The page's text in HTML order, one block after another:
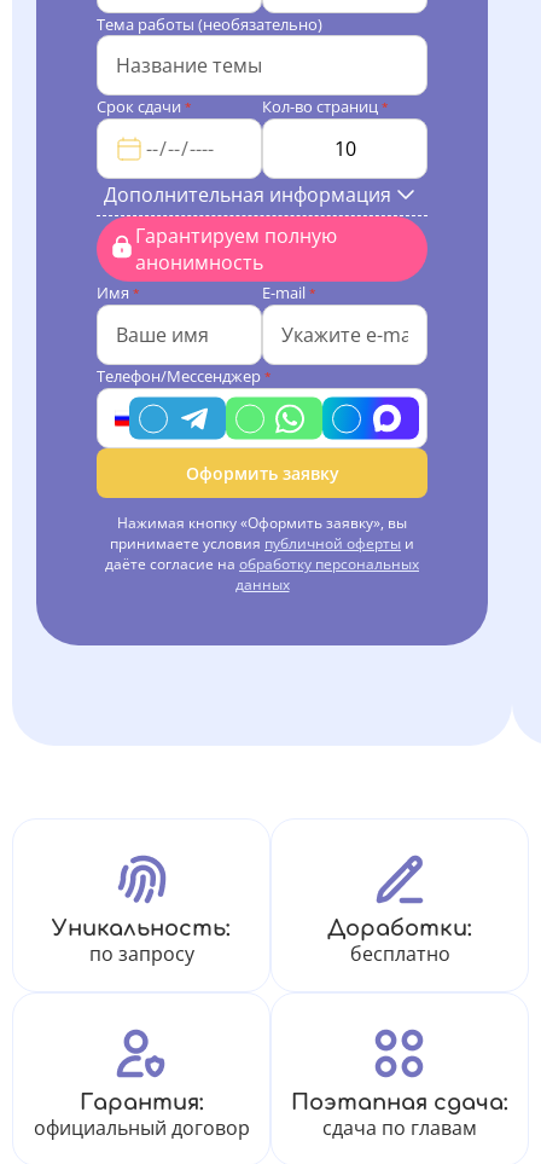
Тема работы (необязательно)
Срок сдачи * Кол-во страниц *
Дополнительная информация
Гарантируем полную
анонимность
Имя * E-mail *
Телефон/Мессенджер *
Оформить заявку
Нажимая кнопку «Оформить заявку», вы
принимаете условия публичной оферты и
даёте согласие на обработку персональных
данных
Уникальность:
по запросу
Доработки:
бесплатно
Гарантия:
официальный договор
Поэтапная сдача:
сдача по главам